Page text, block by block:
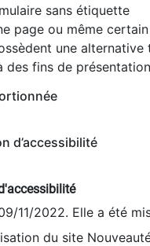
sans étiquette
page ou même
une alternative
des fins de
d’accessibilité
11/2022. Elle a été
du site